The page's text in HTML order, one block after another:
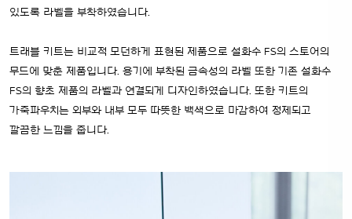
있도록 라벨을 부착하였습니다.
트래블 키트는 비교적 모던하게 표현된 제품으로 설화수 FS의 스토어의
무드에 맞춘 제품입니다. 용기에 부착된 금속성의 라벨 또한 기존 설화수
FS의 향초 제품의 라벨과 연결되게 디자인하였습니다. 또한 키트의
가죽파우치는 외부와 내부 모두 따뜻한 백색으로 마감하여 정제되고
깔끔한 느낌을 줍니다.